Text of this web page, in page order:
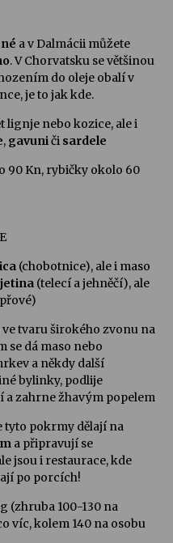
a v Dalmácii můžete
. V Chorvatsku se většinou
do oleje obalí v
je to jak kde.
lignje nebo kozice, ale i
, gavuniči sardele
90 Kn, rybičky okolo 60
(chobotnice), ale i maso
(telecí a jehněčí), ale
ve tvaru širokého zvonu na
se dá maso nebo
a někdy další
bylinky, podlije
zahrne žhavým popelem
tyto pokrmy dělají na
a připravují se
jsou i restaurace, kde
po porcích!
(zhruba 100-130 na
víc, kolem 140 na osobu